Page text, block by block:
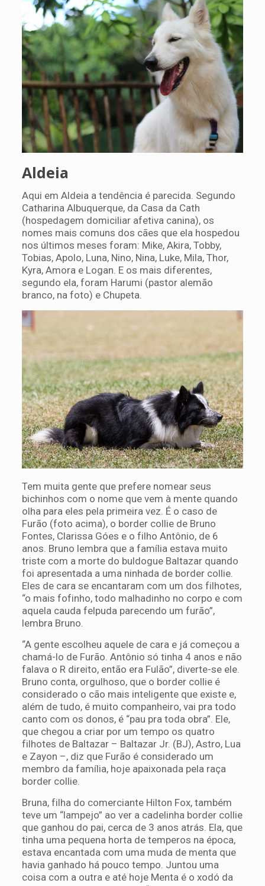
Aldeia
Aqui em Aldeia a tendência é parecida. Segundo
Catharina Albuquerque, da Casa da Cath
(hospedagem domiciliar afetiva canina), os
nomes mais comuns dos cães que ela hospedou
nos últimos meses foram: Mike, Akira, Tobby,
Tobias, Apolo, Luna, Nino, Nina, Luke, Mila, Thor,
Kyra, Amora e Logan. E os mais diferentes,
segundo ela, foram Harumi (pastor alemão
branco, na foto) e Chupeta.
Tem muita gente que prefere nomear seus
bichinhos com o nome que vem à mente quando
olha para eles pela primeira vez. É o caso de
Furão (foto acima), o border collie de Bruno
Fontes, Clarissa Góes e o filho Antônio, de 6
anos. Bruno lembra que a família estava muito
triste com a morte do buldogue Baltazar quando
foi apresentada a uma ninhada de border collie.
Eles de cara se encantaram com um dos filhotes,
“o mais fofinho, todo malhadinho no corpo e com
aquela cauda felpuda parecendo um furão”,
lembra Bruno.
“A gente escolheu aquele de cara e já começou a
chamá-lo de Furão. Antônio só tinha 4 anos e não
falava o R direito, então era Fulão”, diverte-se ele.
Bruno conta, orgulhoso, que o border collie é
considerado o cão mais inteligente que existe e,
além de tudo, é muito companheiro, vai pra todo
canto com os donos, é “pau pra toda obra”. Ele,
que chegou a criar por um tempo os quatro
filhotes de Baltazar – Baltazar Jr. (BJ), Astro, Lua
e Zayon –, diz que Furão é considerado um
membro da família, hoje apaixonada pela raça
border collie.
Bruna, filha do comerciante Hilton Fox, também
teve um “lampejo” ao ver a cadelinha border collie
que ganhou do pai, cerca de 3 anos atrás. Ela, que
tinha uma pequena horta de temperos na época,
estava encantada com uma muda de menta que
havia ganhado há pouco tempo. Juntou uma
coisa com a outra e até hoje Menta é o xodó da